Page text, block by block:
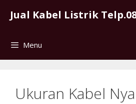
Jual Kabel Listrik
Menu
Ukuran Kabel Nya